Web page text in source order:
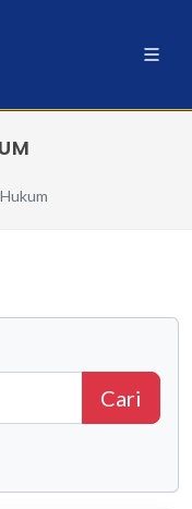
Cari